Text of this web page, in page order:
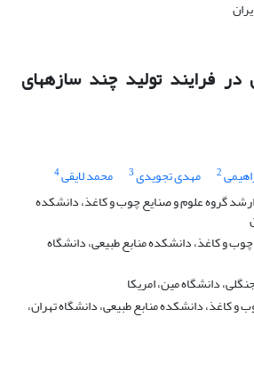
فرایند تولید چند سازه‏های
2 مهدی تجویدی3 محمد لایقی4
گروه علوم و صنایع چوب و کاغذ، دانشکده
و کاغذ، دانشکده منابع طبیعی، دانشگاه
دانشگاه مین، امریکا
و کاغذ، دانشکده منابع طبیعی، دانشگاه تهران،